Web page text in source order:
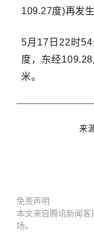
109.27度)再发
5月17日22时
度，东经
米。
来
免责声明
本文来自腾讯新闻
场。